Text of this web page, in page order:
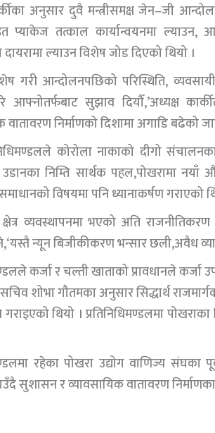
अनुसार दुवै मन्त्रीसमक्ष जेन–जी
प्याकेज तत्काल कार्यान्वयनमा
दायरामा ल्याउन विशेष जोड दिएको थियो ।
गरी आन्दोलनपछिको परिस्थिति,
आफ्नोतर्फबाट सुझाव दियौँ,’अध्यक्ष
वातावरण निर्माणको दिशामा अगाडि बढेको
कोरोला नाकाको दीगो संचालनका
उडानका निम्ति सार्थक पहल,पोखरामा
विषयमा पनि ध्यानाकर्षण गराएको
व्यवस्थापनमा भएको अति
न्यून बिजीकीकरण भन्सार छली,अवैध
कर्जा र चल्ती खाताको प्रावधानले
शोभा गौतमका अनुसार सिद्धार्थ
गराइएको थियो । प्रतिनिधिमण्डलमा
रहेका पोखरा उद्योग वाणिज्य
सुशासन र व्यावसायिक वातावरण